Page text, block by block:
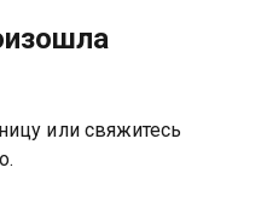
или свяжитесь